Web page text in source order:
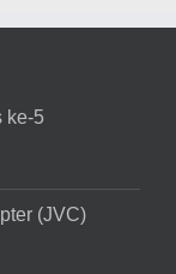
ke-5
(JVC)